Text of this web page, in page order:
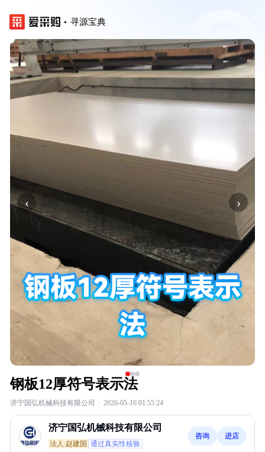
寻源宝典
‹ ›
钢板12厚符号表示法
济宁国弘机械科技有限公司 · 2026-05-16 01:55:24
济宁国弘机械科技有限公司
法人:赵建国 通过真实性核验
咨询 进店